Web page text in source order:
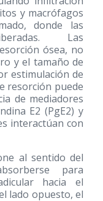
y macrófagos
donde las
Las
ósea, no
y el tamaño de
estimulación de
resorción puede
de mediadores
E2 (PgE2) y
interactúan con
al sentido del
para
hacia el
lado opuesto, el